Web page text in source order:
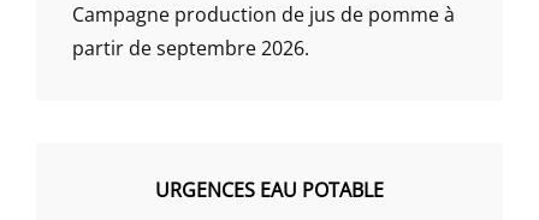
Campagne production de jus de pomme à
partir de septembre 2026.
URGENCES EAU POTABLE